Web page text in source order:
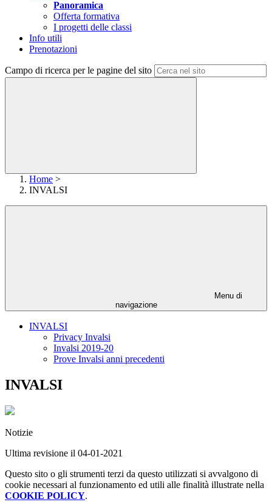
Panoramica
Offerta formativa
I progetti delle classi
Info utili
Prenotazioni
Campo di ricerca per le pagine del sito
Home >
INVALSI
Menu di
navigazione
INVALSI
Privacy Invalsi
Invalsi 2019-20
Prove Invalsi anni precedenti
INVALSI
Notizie
Ultima revisione il 04-01-2021
Questo sito o gli strumenti terzi da questo utilizzati si avvalgono di
cookie necessari al funzionamento ed utili alle finalità illustrate nella
COOKIE POLICY.